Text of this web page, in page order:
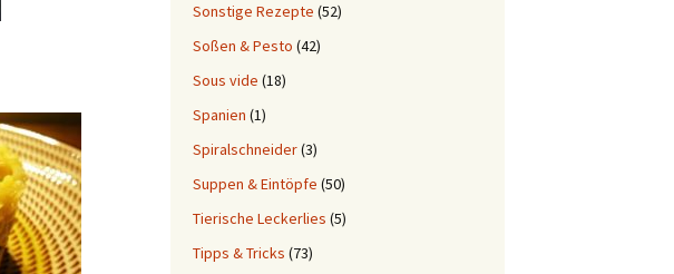
Sonstige Rezepte (52)
Soßen & Pesto (42)
Sous vide (18)
Spanien (1)
Spiralschneider(3)
Suppen & Eintöpfe (50)
Tierische Leckerlies (5)
Tipps & Tricks (73)